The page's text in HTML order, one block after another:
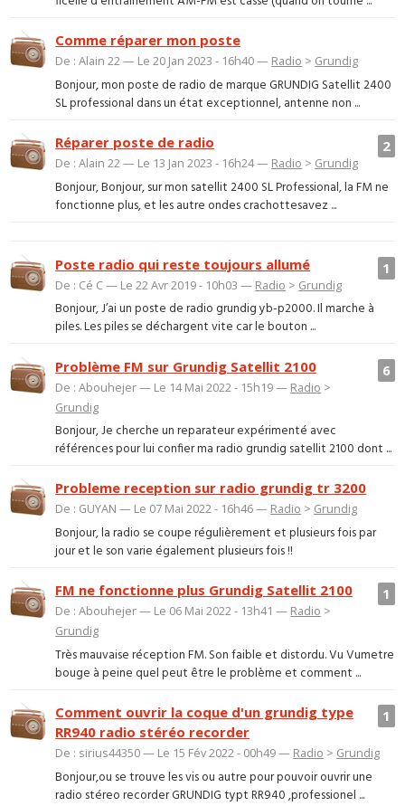
Comme réparer mon poste
De : Alain 22 — Le 20 Jan 2023 - 16h40 — Radio > Grundig
Bonjour, mon poste de radio de marque GRUNDIG Satellit 2400
SL professional dans un état exceptionnel, antenne non ...
2
Réparer poste de radio
De : Alain 22 — Le 13 Jan 2023 - 16h24 — Radio > Grundig
Bonjour, Bonjour, sur mon satellit 2400 SL Professional, la FM ne
fonctionne plus, et les autre ondes crachottesavez ...
1
Poste radio qui reste toujours allumé
De : Cé C — Le 22 Avr 2019 - 10h03 — Radio > Grundig
Bonjour, J’ai un poste de radio grundig yb-p2000. Il marche à
piles. Les piles se déchargent vite car le bouton ...
6
Problème FM sur Grundig Satellit 2100
De : Abouhejer — Le 14 Mai 2022 - 15h19 — Radio >
Grundig
Bonjour, Je cherche un reparateur expérimenté avec
références pour lui confier ma radio grundig satellit 2100 dont ...
Probleme reception sur radio grundig tr 3200
De : GUYAN — Le 07 Mai 2022 - 16h46 — Radio > Grundig
Bonjour, la radio se coupe régulièrement et plusieurs fois par
jour et le son varie également plusieurs fois !!
1
FM ne fonctionne plus Grundig Satellit 2100
De : Abouhejer — Le 06 Mai 2022 - 13h41 — Radio >
Grundig
Très mauvaise réception FM. Son faible et distordu. Vu Vumetre
bouge à peine quel peut être le problème et comment ...
1
Comment ouvrir la coque d'un grundig type
RR940 radio stéréo recorder
De : sirius44350 — Le 15 Fév 2022 - 00h49 — Radio > Grundig
Bonjour,ou se trouve les vis ou autre pour pouvoir ouvrir une
radio stéreo recorder GRUNDIG typt RR940 ,professionel ...